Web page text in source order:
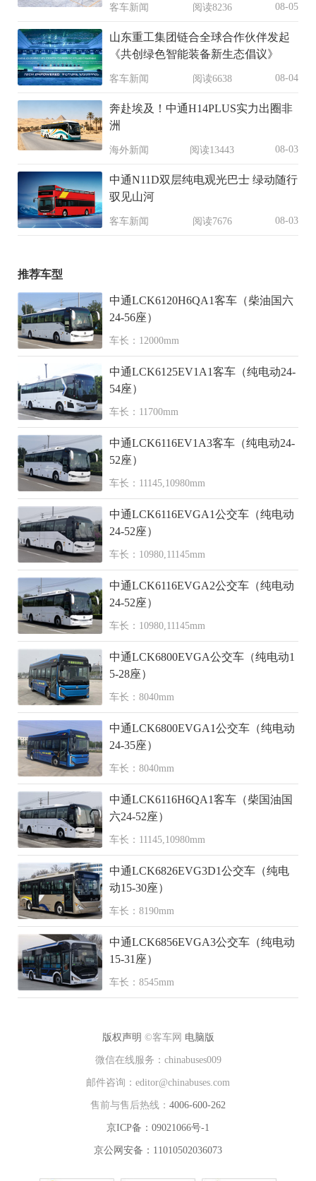
客车新闻 阅读8236 08-05
山东重工集团链合全球合作伙伴发起
《共创绿色智能装备新生态倡议》
客车新闻 阅读6638 08-04
奔赴埃及！中通H14PLUS实力出圈非
洲
海外新闻 阅读13443 08-03
中通N11D双层纯电观光巴士 绿动随行
驭见山河
客车新闻 阅读7676 08-03
推荐车型
中通LCK6120H6QA1客车（柴油国六
24-56座）
车长：12000mm
中通LCK6125EV1A1客车（纯电动24-
54座）
车长：11700mm
中通LCK6116EV1A3客车（纯电动24-
52座）
车长：11145,10980mm
中通LCK6116EVGA1公交车（纯电动
24-52座）
车长：10980,11145mm
中通LCK6116EVGA2公交车（纯电动
24-52座）
车长：10980,11145mm
中通LCK6800EVGA公交车（纯电动1
5-28座）
车长：8040mm
中通LCK6800EVGA1公交车（纯电动
24-35座）
车长：8040mm
中通LCK6116H6QA1客车（柴国油国
六24-52座）
车长：11145,10980mm
中通LCK6826EVG3D1公交车（纯电
动15-30座）
车长：8190mm
中通LCK6856EVGA3公交车（纯电动
15-31座）
车长：8545mm
版权声明 ©客车网 电脑版
微信在线服务：chinabuses009
邮件咨询：editor@chinabuses.com
售前与售后热线： 4006-600-262
京ICP备：09021066号-1
京公网安备：11010502036073